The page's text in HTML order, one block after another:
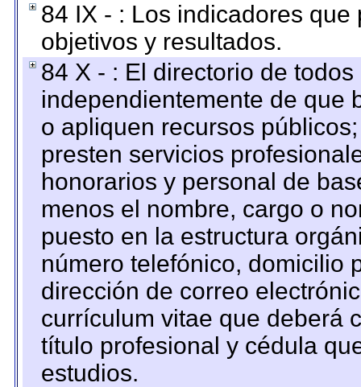
84 IX - : Los indicadores
objetivos y resultados.
84 X - : El directorio de
independientemente de que
o apliquen recursos
presten servicios
honorarios y personal de
menos el nombre, cargo o
puesto en la estructura
número telefónico, domicilio
dirección de correo
currículum vitae que deberá
título profesional y cédula
estudios.